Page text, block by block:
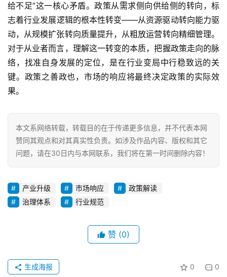
给不足”这一核心矛盾。政策从需求侧向供给侧的转向，标
志着行业发展逻辑的根本性转变——从资源驱动转向能力驱
动，从规模扩张转向质量提升，从粗放运营转向精细管理。
对于从业者而言，理解这一转变的本质，把握政策走向的脉
络，找准自身发展的定位，是在行业变局中行稳致远的关
键。政策之善政也，市场的响应将最终决定政策的实际效
果。
本文系网络转载，转载目的在于传递更多信息，并不代表本网
赞同其观点和对其真实性负责。如涉及作品内容、版权和其它
问题，请在30日内与本网联系，我们将在第一时间删除内容！
产业升级 市场响应
政策解读
治理体系
行业规范
赞 (0)
0 0
生成海报